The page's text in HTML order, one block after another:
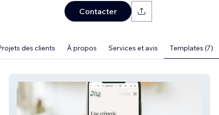
Contacter
des clients À propos Services et avis Templates (7)